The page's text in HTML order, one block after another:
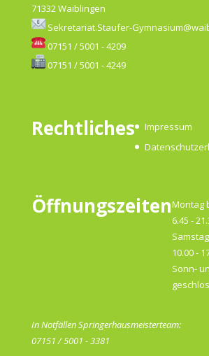
71332 Waiblingen
Sekretariat.Staufer-
07151 / 5001 - 4209
07151 / 5001 - 4249
Rechtliches
Impressum
ÖffnungszeitenMontag
6.45 -
10.00 -
Sonn-
In Notfällen Springerhausmeisterteam:
07151 / 5001 - 3381